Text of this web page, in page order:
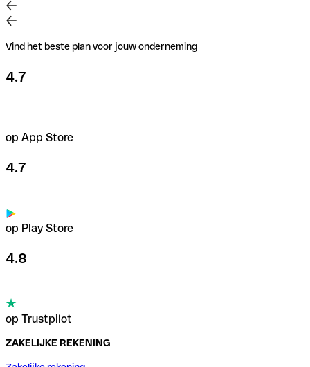
Vind het beste plan voor jouw onderneming
4.7
op App Store
4.7
op Play Store
4.8
op Trustpilot
ZAKELIJKE REKENING